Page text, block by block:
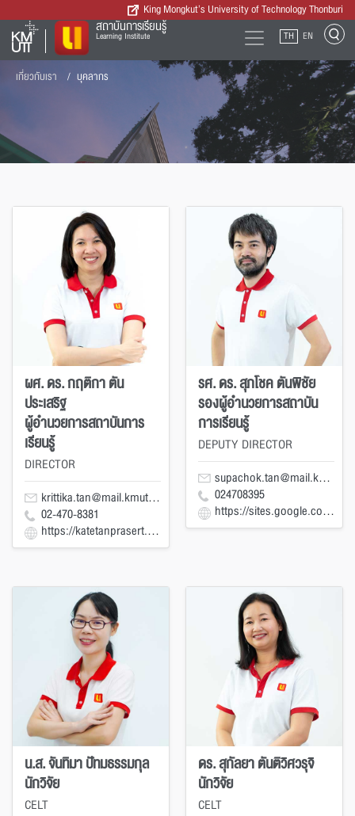
King Mongkut’s University of Technology Thonburi
สถาบันการเรียนรู้
Learning Institute TH EN
เกี่ยวกับเรา บุคลากร
ผศ. ดร. กฤติกา ตัน
ประเสริฐ
ผู้อำนวยการสถาบันการ
เรียนรู้
DIRECTOR
krittika.tan@mail.kmutt.ac.th
02-470-8381
https://katetanprasert.blogspot.com/
รศ. ดร. สุภโชค ตันพิชัย
รองผู้อำนวยการสถาบัน
การเรียนรู้
DEPUTY DIRECTOR
supachok.tan@mail.kmutt.ac.th
024708395
https://sites.google.com/view/tanpichai/home?authuser=0
น.ส. จันทิมา ปัทมธรรมกุล
นักวิจัย
CELT
ดร. สุกัลยา ตันติวิศวรุจิ
นักวิจัย
CELT